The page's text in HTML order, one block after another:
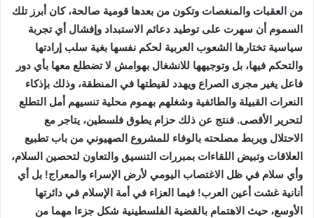
من العقبات والمنغصات وتكون من بعدها قومية صالحة، كان أبرز تلك
السموم أن سهرت على توطيد دعائم الاستبداد وإفشال أي تجربة
سياسية تختارها الشعوب العربية لحكم نفسها بغية سلب إرادتها
والتحكم فيها، بل وتوجيهها للانشغال بهوامش لا تضطلع معها بأي دور
فاعل يغير مجرى الصراع ويهدد لقيطتها في المنطقة، وذلك بإذكاء
النعرات القبيلة والطائفية وشغلهم بهموم محلية تنسيهم أمل التطلع
لتحرير الأقصى. فنتج عن ذلك حزام يطوق فلسطين، يتاجر مع
الاحتلال ويربط مصلحته بالوفاء للمشروع الصهيوني من باب تطبيع
العلاقات وتبيض اللقاءات بمبررات التنسيق والتعاون لتحصين السلام،
وأي سلام في ظل الاغتصاب اليومي لأرض الإسراء والمعراج! بل أي
أنانية غشت أعين العرب! فيما العزاء في أمة الإسلام في دائرتها
الأوسع، حيث الاهتمام بالقضية الفلسطينية شكل جزءا مهما من